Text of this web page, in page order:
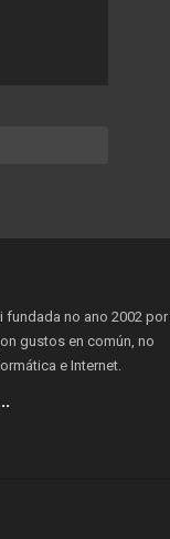
no ano 2002 por
gustos en común, no
e Internet.